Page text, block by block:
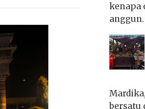
kenapa
anggun.
bersatu